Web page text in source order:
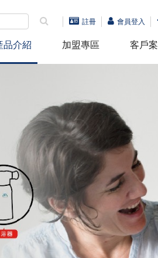
註冊 會員登入
品介紹 加盟專區 客戶